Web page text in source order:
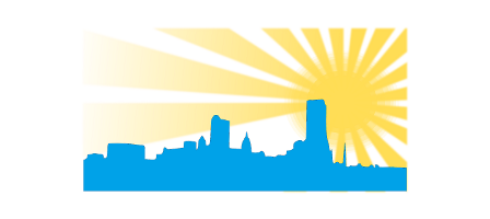
Zum Hauptinhalt springen